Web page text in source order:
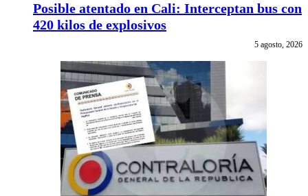
Posible atentado en Cali: Interceptan bus con
420 kilos de explosivos
5 agosto, 2026